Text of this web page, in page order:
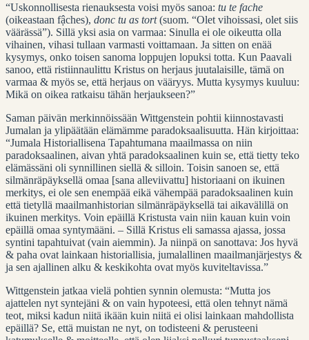
“Uskonnollisesta rienauksesta voisi myös sanoa: tu te fache
(oikeastaan fậches), donc tu as tort(suom. “Olet vihoissasi, olet siis
väärässä”). Sillä yksi asia on varmaa: Sinulla ei ole oikeutta olla
vihainen, vihasi tullaan varmasti voittamaan. Ja sitten on enää
kysymys, onko toisen sanoma loppujen lopuksi totta. Kun Paavali
sanoo, että ristiinnaulittu Kristus on herjaus juutalaisille, tämä on
varmaa & myös se, että herjaus on vääryys. Mutta kysymys kuuluu:
Mikä on oikea ratkaisu tähän herjaukseen?”
Saman päivän merkinnöissään Wittgenstein pohtii kiinnostavasti
Jumalan ja ylipäätään elämämme paradoksaalisuutta. Hän kirjoittaa:
“Jumala Historiallisena Tapahtumana maailmassa on niin
paradoksaalinen, aivan yhtä paradoksaalinen kuin se, että tietty teko
elämässäni oli synnillinen siellä & silloin. Toisin sanoen se, että
silmänräpäyksellä omaa [sana alleviivattu] historiaani on ikuinen
merkitys, ei ole sen enempää eikä vähempää paradoksaalinen kuin
että tietyllä maailmanhistorian silmänräpäyksellä tai aikavälillä on
ikuinen merkitys. Voin epäillä Kristusta vain niin kauan kuin voin
epäillä omaa syntymääni. – Sillä Kristus eli samassa ajassa, jossa
syntini tapahtuivat (vain aiemmin). Ja niinpä on sanottava: Jos hyvä
& paha ovat lainkaan historiallisia, jumalallinen maailmanjärjestys &
ja sen ajallinen alku & keskikohta ovat myös kuviteltavissa.”
Wittgenstein jatkaa vielä pohtien synnin olemusta: “Mutta jos
ajattelen nyt syntejäni & on vain hypoteesi, että olen tehnyt nämä
teot, miksi kadun niitä ikään kuin niitä ei olisi lainkaan mahdollista
epäillä? Se, että muistan ne nyt, on todisteeni & perusteeni